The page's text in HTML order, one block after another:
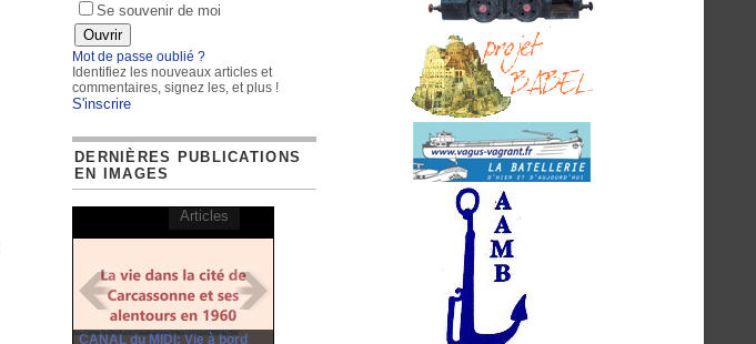
Se souvenir de moi
Mot de passe oublié ?
Identifiez les nouveaux articles et
commentaires, signez les, et plus !
S'inscrire
DERNIÈRES PUBLICATIONS
EN IMAGES
CANAL du MIDI: Vie à bord
Articles